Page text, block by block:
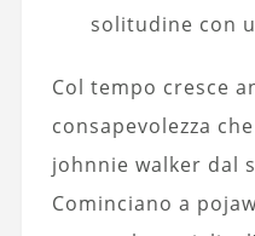
solitudine con
Col tempo cresce
consapevolezza
johnnie walker dal
Cominciano a